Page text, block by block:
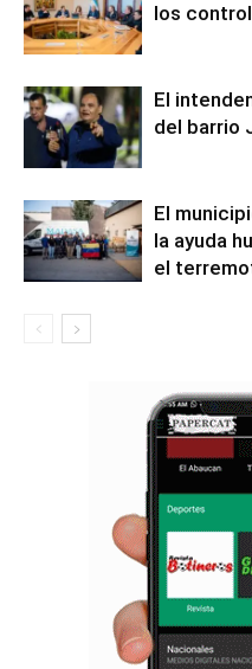
los
El
del barrio
El
la ayuda
el